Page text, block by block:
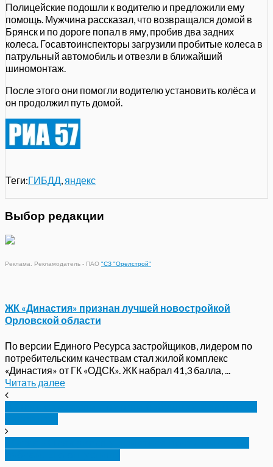
Полицейские подошли к водителю и предложили ему
помощь. Мужчина рассказал, что возвращался домой в
Брянск и по дороге попал в яму, пробив два задних
колеса. Госавтоинспекторы загрузили пробитые колеса в
патрульный автомобиль и отвезли в ближайший
шиномонтаж.
После этого они помогли водителю установить колёса и
он продолжил путь домой.
Теги:ГИБДД яндекс
Выбор редакции
Реклама. Рекламодатель - ПАО "СЗ "Орелстрой"
ЖК «Династия» признан лучшей новостройкой
Орловской области
По версии Единого Ресурса застройщиков, лидером по
потребительским качествам стал жилой комплекс
«Династия» от ГК «ОДСК». ЖК набрал 41,3 балла, ...
Читать далее